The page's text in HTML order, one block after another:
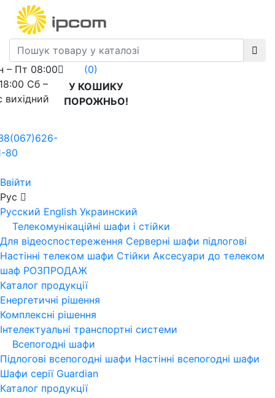
– Пт 08:00
Сб –
вихідний
80
(0)
У КОШИКУ
ПОРОЖНЬО!
Ввійти
Рус
Русский English Украинский
Телекомунікаційні шафи і стійки
Для відеоспостереження Серверні шафи підлогові
Настінні телеком шафи Стійки Аксесуари до телеком
шаф РОЗПРОДАЖ
Каталог продукції
Енергетичні рішення
Комплексні рішення
Інтелектуальні транспортні системи
Всепогодні шафи
Підлогові всепогодні шафи Настінні всепогодні шафи
Шафи серії Guardian
Каталог продукції